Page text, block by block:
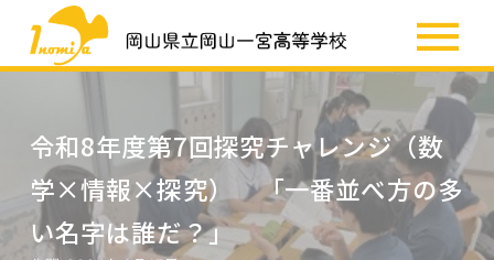
SSH
お知らせ
令和8年度第7回探究チャレンジ（数
学×情報×探究） 「一番並べ方の多
い名字は誰だ？」